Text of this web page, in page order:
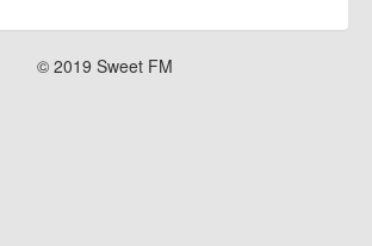
© 2019 Sweet FM